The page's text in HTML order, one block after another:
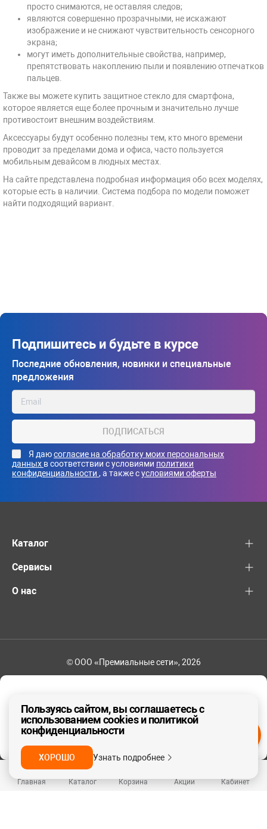
Главная Каталог Корзина Акции Кабинет
ДА, ВЕРНО
просто снимаются, не оставляя следов;
являются совершенно прозрачными, не искажают
изображение и не снижают чувствительность сенсорного
экрана;
могут иметь дополнительные свойства, например,
препятствовать накоплению пыли и появлению отпечатков
пальцев.
Также вы можете купить защитное стекло для смартфона,
которое является еще более прочным и значительно лучше
противостоит внешним воздействиям.
Аксессуары будут особенно полезны тем, кто много времени
проводит за пределами дома и офиса, часто пользуется
мобильным девайсом в людных местах.
На сайте представлена подробная информация обо всех моделях,
которые есть в наличии. Система подбора по модели поможет
найти подходящий вариант.
Подпишитесь и будьте в курсе
Последние обновления, новинки и специальные
предложения
ПОДПИСАТЬСЯ
Я даюсогласие на обработку моих персональных
данных в соответствии с условиями политики
конфиденциальности , а также сусловиями оферты
Каталог
Сервисы
О нас
© ООО «Премиальные сети», 2026
Пользуясь сайтом, вы соглашаетесь с
использованием cookies и политикой
конфиденциальности
ХОРОШО Узнать подробнее